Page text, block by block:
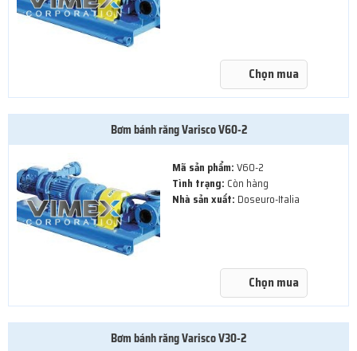
Chọn mua
Bơm bánh răng Varisco V60-2
Mã sản phẩm:V60-2
Tình trạng: Còn hàng
Nhà sản xuất: Doseuro-Italia
Chọn mua
Bơm bánh răng Varisco V30-2